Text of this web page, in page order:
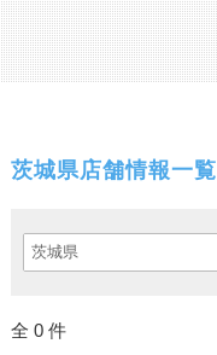
茨城県店舗情報一覧
全 0 件